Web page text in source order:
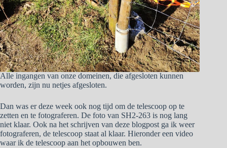
Alle ingangen van onze domeinen, die afgesloten kunnen
worden, zijn nu netjes afgesloten.
Dan was er deze week ook nog tijd om de telescoop op te
zetten en te fotograferen. De foto van SH2-263 is nog lang
niet klaar. Ook na het schrijven van deze blogpost ga ik weer
fotograferen, de telescoop staat al klaar. Hieronder een video
waar ik de telescoop aan het opbouwen ben.